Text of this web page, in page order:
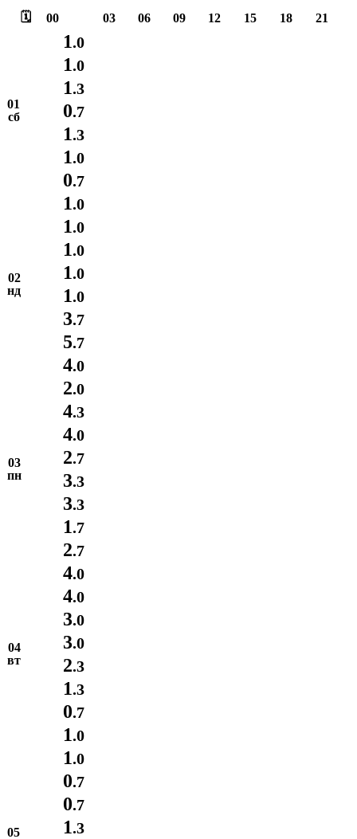
🗓️ 00 03 06 09 12 15 18 21
01
сб
1.0
1.0
1.3
0.7
1.3
1.0
0.7
02
нд
1.0
1.0
1.0
1.0
1.0
3.7
5.7
4.0
03
пн
2.0
4.3
4.0
2.7
3.3
3.3
1.7
2.7
04
вт
4.0
4.0
3.0
3.0
2.3
1.3
0.7
1.0
05
1.0
0.7
0.7
1.3